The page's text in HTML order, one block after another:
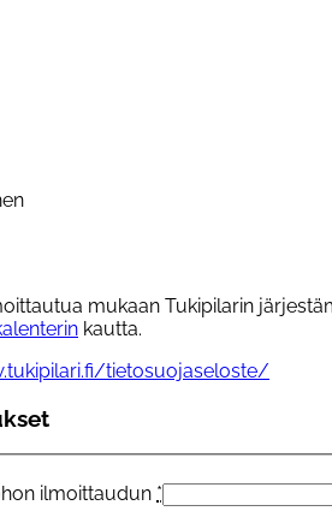
mukaan Tukipilarin
kautta.
tietosuojaseloste/
ilmoittaudun *